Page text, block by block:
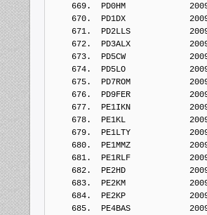
669.  PD0HM
670.  PD1DX
671.  PD2LLS
672.  PD3ALX
673.  PD5CW
674.  PD5LO
675.  PD7ROM
676.  PD9FER
677.  PE1IKN
678.  PE1KL
679.  PE1LTY
680.  PE1MMZ
681.  PE1RLF
682.  PE2HD
683.  PE2KM
684.  PE2KP
685.  PE4BAS